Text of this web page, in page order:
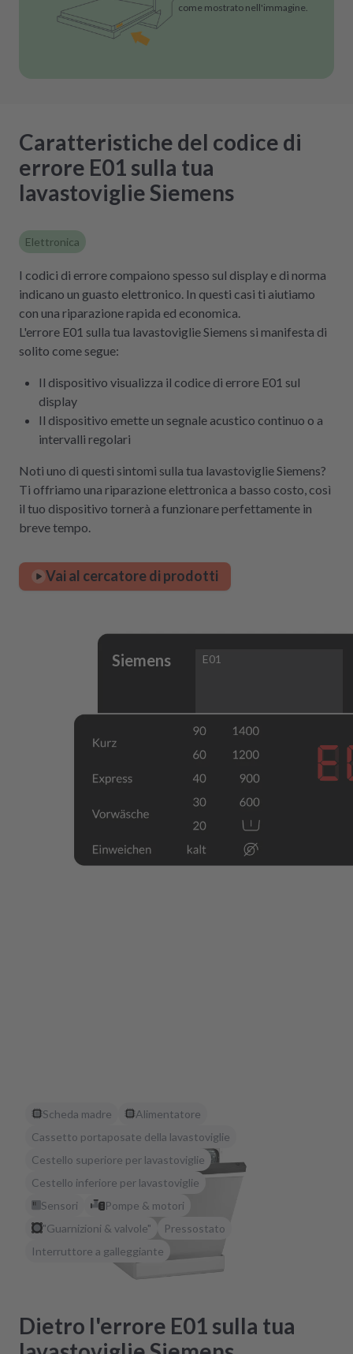
come mostrato nell'immagine.
Caratteristiche del codice di
errore E01 sulla tua
lavastoviglie Siemens
Elettronica
I codici di errore compaiono spesso sul display e di norma
indicano un guasto elettronico. In questi casi ti aiutiamo
con una riparazione rapida ed economica.
L'errore E01 sulla tua lavastoviglie Siemens si manifesta di
solito come segue:
Il dispositivo visualizza il codice di errore E01 sul
display
Il dispositivo emette un segnale acustico continuo o a
intervalli regolari
Noti uno di questi sintomi sulla tua lavastoviglie Siemens?
Ti offriamo una riparazione elettronica a basso costo, così
il tuo dispositivo tornerà a funzionare perfettamente in
breve tempo.
Vai al cercatore di prodotti
Siemens E01
Scheda madre
Alimentatore
Cassetto portaposate della lavastoviglie
Cestello superiore per lavastoviglie
Cestello inferiore per lavastoviglie
Sensori
Pompe & motori
"Guarnizioni & valvole"
Pressostato
Interruttore a galleggiante
Dietro l'errore E01 sulla tua